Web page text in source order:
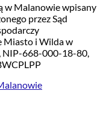
w Malanowie wpisany
przez Sąd
Miasto i Wilda w
NIP-668-000-18-80,